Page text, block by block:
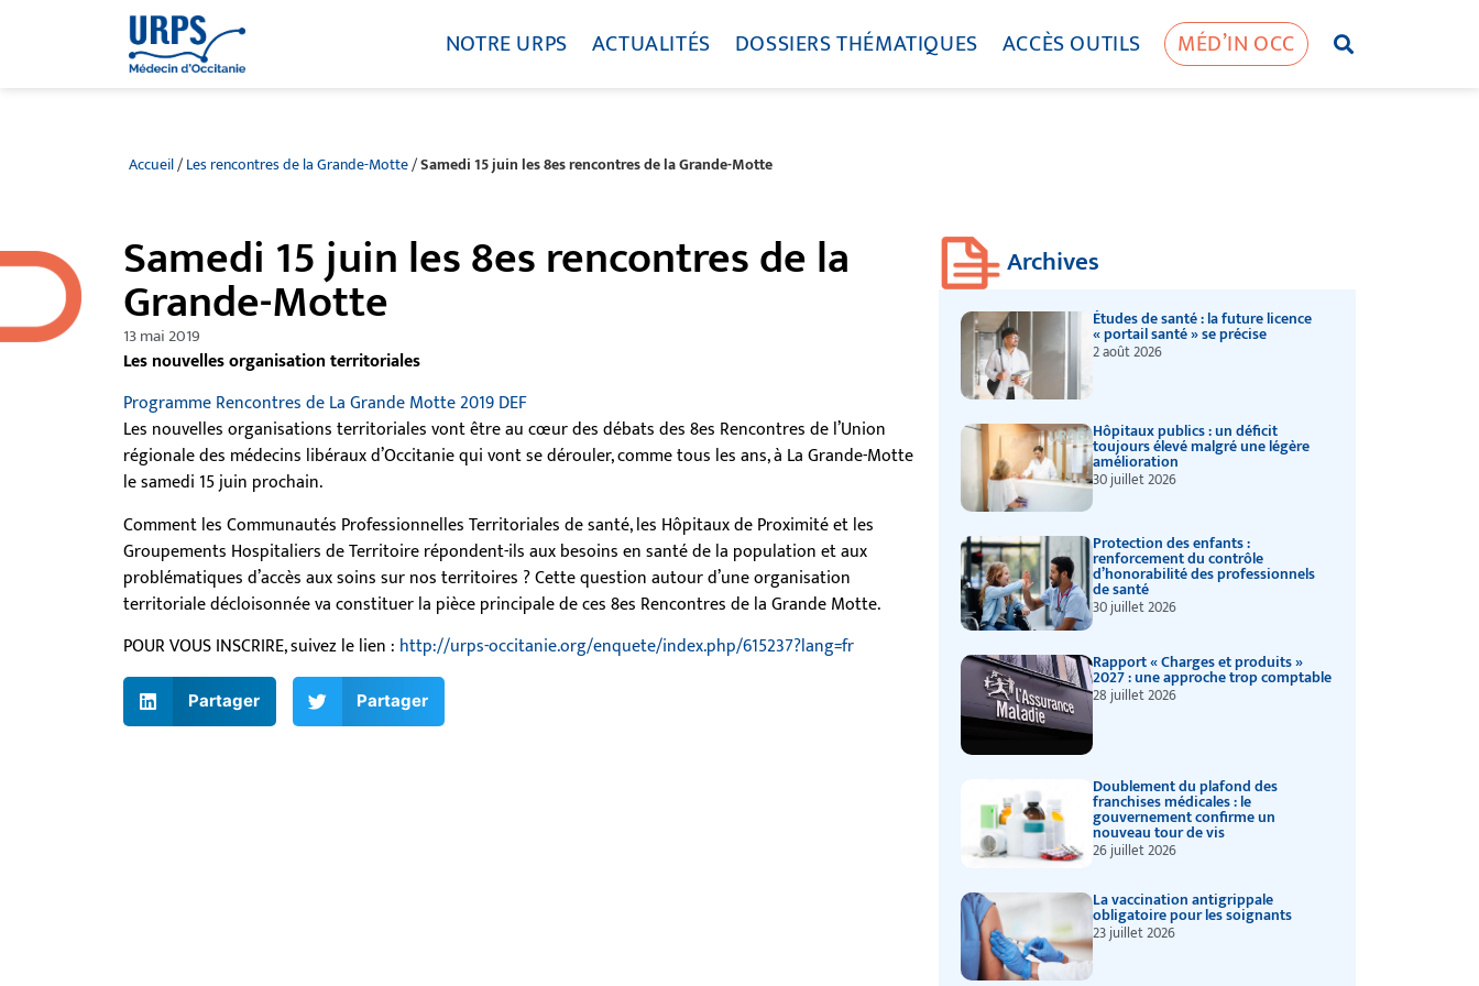
NOTRE URPS ACTUALITÉS DOSSIERS THÉMATIQUES ACCÈS OUTILS MÉD’IN OCC
Accueil/Les rencontres de la Grande-Motte/Samedi 15 juin les 8es rencontres de la Grande-Motte
Samedi 15 juin les 8es rencontres de la
Grande-Motte
13 mai 2019
Les nouvelles organisation territoriales
Programme Rencontres de La Grande Motte 2019 DEF
Les nouvelles organisations territoriales vont être au cœur des débats des 8es Rencontres de l’Union
régionale des médecins libéraux d’Occitanie qui vont se dérouler, comme tous les ans, à La Grande-Motte
le samedi 15 juin prochain.
Comment les Communautés Professionnelles Territoriales de santé, les Hôpitaux de Proximité et les
Groupements Hospitaliers de Territoire répondent-ils aux besoins en santé de la population et aux
problématiques d’accès aux soins sur nos territoires ? Cette question autour d’une organisation
territoriale décloisonnée va constituer la pièce principale de ces 8es Rencontres de la Grande Motte.
POUR VOUS INSCRIRE, suivez le lien : http://urps-occitanie.org/enquete/index.php/615237?lang=fr
Partager Partager
Archives
Études de santé : la future licence
« portail santé » se précise
2 août 2026
Hôpitaux publics : un déficit
toujours élevé malgré une légère
amélioration
30 juillet 2026
Protection des enfants :
renforcement du contrôle
d’honorabilité des professionnels
de santé
30 juillet 2026
Rapport « Charges et produits »
2027 : une approche trop comptable
28 juillet 2026
Doublement du plafond des
franchises médicales : le
gouvernement confirme un
nouveau tour de vis
26 juillet 2026
La vaccination antigrippale
obligatoire pour les soignants
23 juillet 2026